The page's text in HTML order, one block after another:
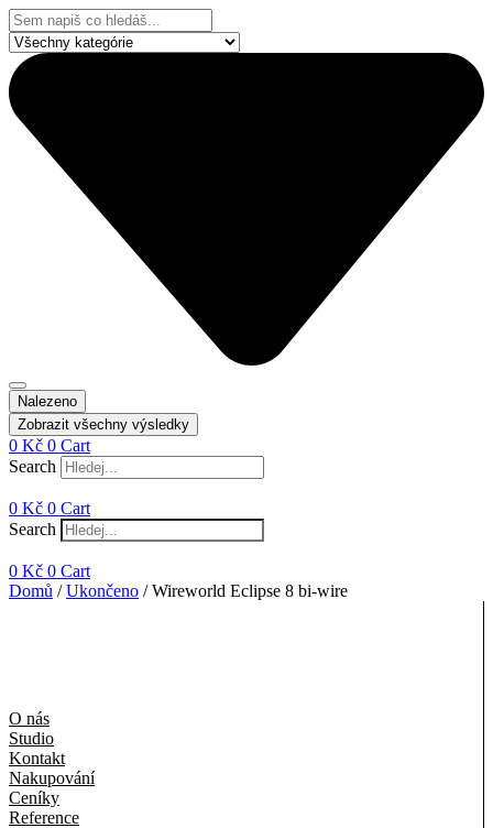
Přejít
k
obsahu
Search
...
Nalezeno
Zobrazit všechny výsledky
0 Kč 0 Cart
Search
0 Kč 0 Cart
Search
0 Kč 0 Cart
Domů /Ukončeno / Wireworld Eclipse 8 bi-wire
O nás
Studio
Kontakt
Nakupování
Ceníky
Reference